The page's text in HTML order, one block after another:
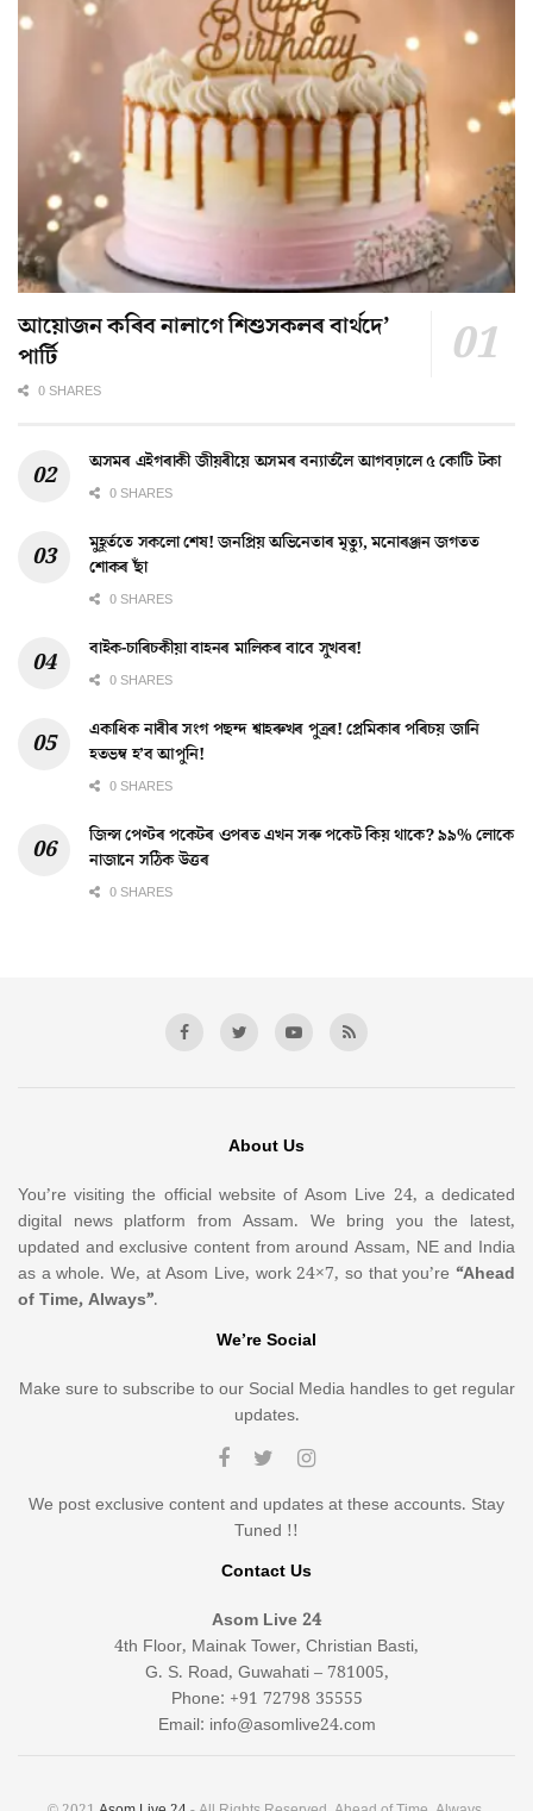
আয়োজন কৰিব নালাগে শিশুসকলৰ বাৰ্থদে’
পাৰ্টি
0 SHARES
অসমৰ এইগৰাকী জীয়ৰীয়ে অসমৰ বন্যাৰ্তলৈ আগবঢ়ালে ৫ কোটি টকা
0 SHARES
মুহূৰ্ততে সকলো শেষ! জনপ্ৰিয় অভিনেতাৰ মৃত্যু, মনোৰঞ্জন জগতত
শোকৰ ছাঁ
0 SHARES
বাইক-চাৰিচকীয়া বাহনৰ মালিকৰ বাবে সুখবৰ!
0 SHARES
একাধিক নাৰীৰ সংগ পছন্দ শ্বাহৰুখৰ পুত্ৰৰ! প্ৰেমিকাৰ পৰিচয় জানি
হতভম্ব হ’ব আপুনি!
0 SHARES
জিন্স পেণ্টৰ পকেটৰ ওপৰত এখন সৰু পকেট কিয় থাকে? ৯৯% লোকে
নাজানে সঠিক উত্তৰ
0 SHARES
About Us
You’re visiting the official website of Asom Live 24, a dedicated
digital news platform from Assam. We bring you the latest,
updated and exclusive content from around Assam, NE and India
as a whole. We, at Asom Live, work 24×7, so that you’re “Ahead
of Time, Always”.
We’re Social
Make sure to subscribe to our Social Media handles to get regular
updates.
We post exclusive content and updates at these accounts. Stay
Tuned !!
Contact Us
Asom Live 24
4th Floor, Mainak Tower, Christian Basti,
G. S. Road, Guwahati – 781005,
Phone: +91 72798 35555
Email: info@asomlive24.com